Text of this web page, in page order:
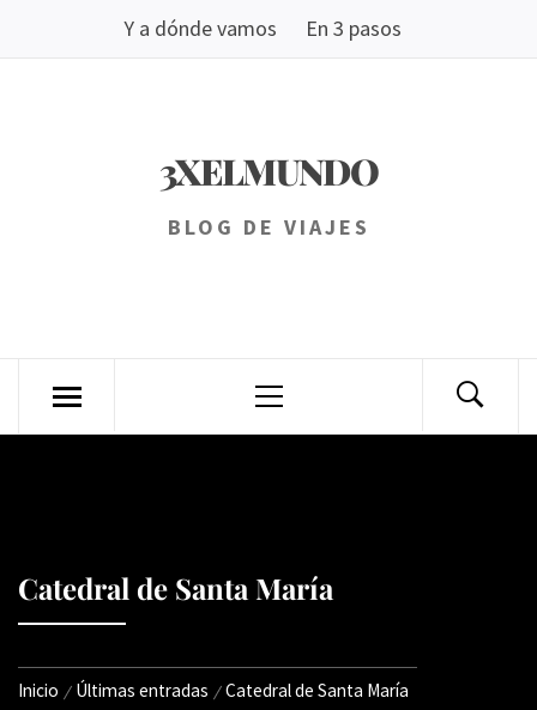
Y a dónde vamos En 3 pasos
3XELMUNDO
BLOG DE VIAJES
principal
Catedral de Santa María
Inicio Últimas entradas Catedral de Santa María